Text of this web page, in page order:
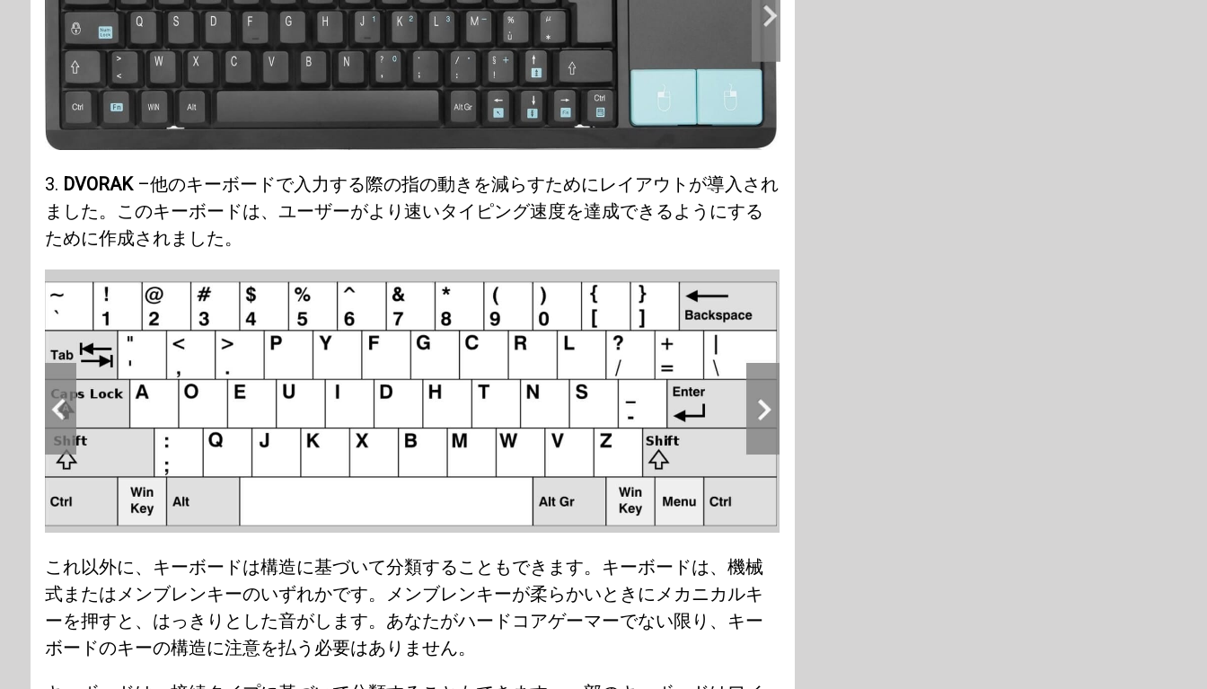
3. DVORAK–他のキーボードで入力する際の指の動きを減らすためにレイアウトが導入され
ました。このキーボードは、ユーザーがより速いタイピング速度を達成できるようにする
ために作成されました。
これ以外に、キーボードは構造に基づいて分類することもできます。キーボードは、機械
式またはメンブレンキーのいずれかです。メンブレンキーが柔らかいときにメカニカルキ
ーを押すと、はっきりとした音がします。あなたがハードコアゲーマーでない限り、キー
ボードのキーの構造に注意を払う必要はありません。